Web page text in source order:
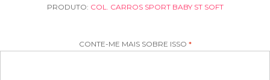
PRODUTO: COL. CARROS SPORT BABY ST SOFT
CONTE-ME MAIS SOBRE ISSO